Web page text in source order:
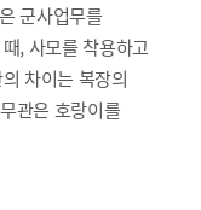
군사업무를
, 사모를 착용하고
차이는 복장의
관은 호랑이를